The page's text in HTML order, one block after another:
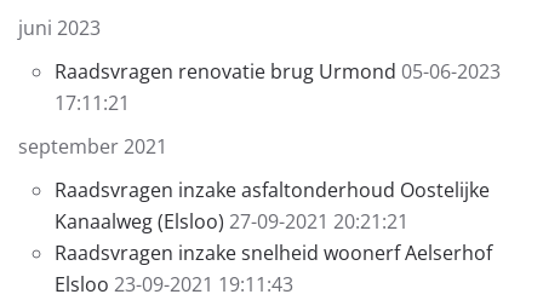
juni 2023
Raadsvragen renovatie brug Urmond 05-06-2023
17:11:21
september 2021
Raadsvragen inzake asfaltonderhoud Oostelijke
Kanaalweg (Elsloo) 27-09-2021 20:21:21
Raadsvragen inzake snelheid woonerf Aelserhof
Elsloo 23-09-2021 19:11:43